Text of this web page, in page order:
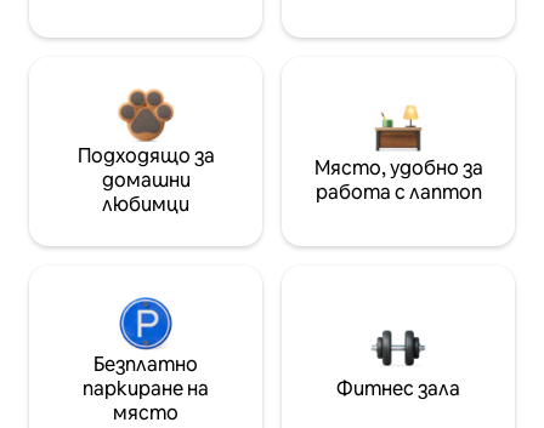
Подходящо за
домашни
любимци
Място, удобно за
работа с лаптоп
Безплатно
паркиране на
място
Фитнес зала